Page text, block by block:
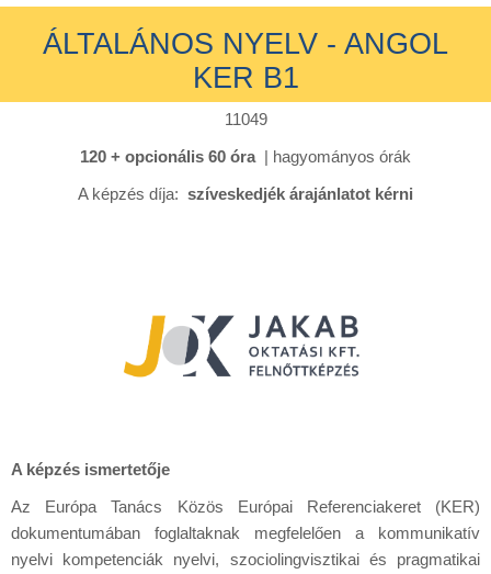
ÁLTALÁNOS NYELV - ANGOL
KER B1
11049
120 + opcionális 60 óra| hagyományos órák
A képzés díja: szíveskedjék árajánlatot kérni
A képzés ismertetője
Az Európa Tanács Közös Európai Referenciakeret (KER)
dokumentumában foglaltaknak megfelelően a kommunikatív
nyelvi kompetenciák nyelvi, szociolingvisztikai és pragmatikai